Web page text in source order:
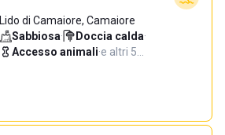
Lido di Camaiore, Camaiore
Sabbiosa· Doccia calda·
Accesso animali·e altri 5…